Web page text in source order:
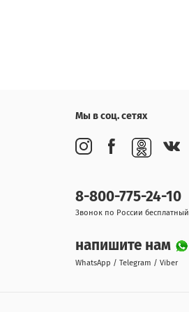
Мы в соц. сетях
8-800-775-24-10
Звонок по России бесплатный
напишите нам
WhatsApp / Telegram / Viber